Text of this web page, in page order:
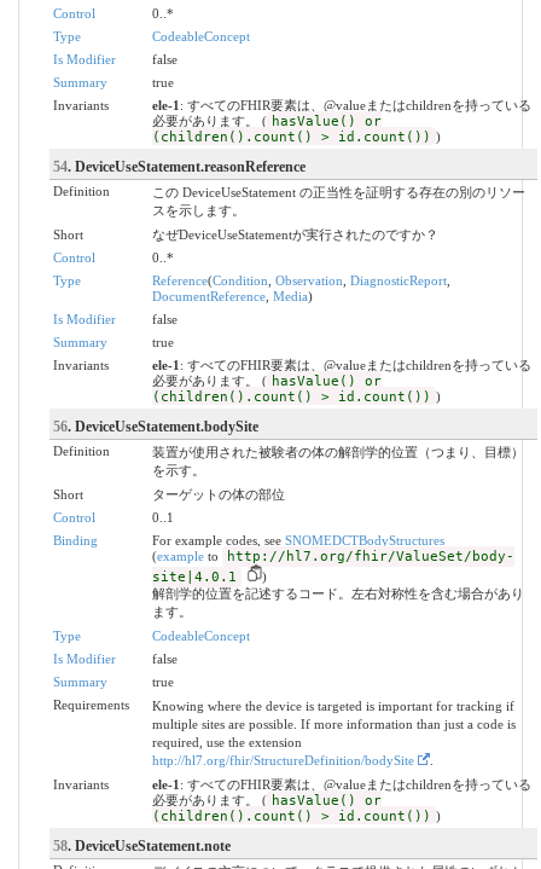
Control
0..*
Type
CodeableConcept
Is Modifier
false
Summary
true
Invariants
ele-1 : すべてのFHIR要素は、@valueまたはchildrenを持っている
必要があります。 ( hasValue() or
(children().count() > id.count()) )
54. DeviceUseStatement.reasonReference
Definition
この DeviceUseStatement の正当性を証明する存在の別のリソー
スを示します。
Short
なぜDeviceUseStatementが実行されたのですか？
Control
0..*
Type
Reference(Condition Observation DiagnosticReport,
DocumentReference, Media)
Is Modifier
false
Summary
true
Invariants
ele-1 : すべてのFHIR要素は、@valueまたはchildrenを持っている
必要があります。 ( hasValue() or
(children().count() > id.count()) )
56. DeviceUseStatement.bodySite
Definition
装置が使用された被験者の体の解剖学的位置（つまり、目標）
を示す。
Short
ターゲットの体の部位
Control
0..1
Binding
For example codes, see SNOMEDCTBodyStructures
(exampleto
http://hl7.org/fhir/ValueSet/body-
site|4.0.1
)
解剖学的位置を記述するコード。左右対称性を含む場合があり
ます。
Type
CodeableConcept
Is Modifier
false
Summary
true
Requirements
Knowing where the device is targeted is important for tracking if
multiple sites are possible. If more information than just a code is
required, use the extension
http://hl7.org/fhir/StructureDefinition/bodySite
.
Invariants
ele-1 : すべてのFHIR要素は、@valueまたはchildrenを持っている
必要があります。 ( hasValue() or
(children().count() > id.count()) )
58. DeviceUseStatement.note